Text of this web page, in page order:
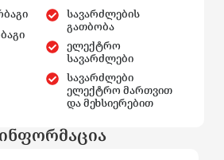
სავარძლების
გათბობა
ელექტრო
სავარძლები
სავარძლები
ელექტრო მართვით
და მეხსიერებით